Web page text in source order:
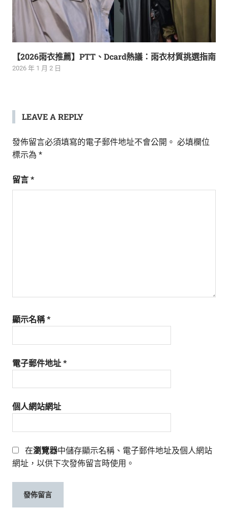
【2026雨衣推薦】PTT、Dcard熱議：雨衣材質挑選指南
2026 年 1 月 2 日
LEAVE A REPLY
發佈留言必須填寫的電子郵件地址不會公開。 必填欄位
標示為 *
留言 *
顯示名稱*
電子郵件地址 *
個人網站網址
在瀏覽器中儲存顯示名稱、電子郵件地址及個人網站
網址，以供下次發佈留言時使用。